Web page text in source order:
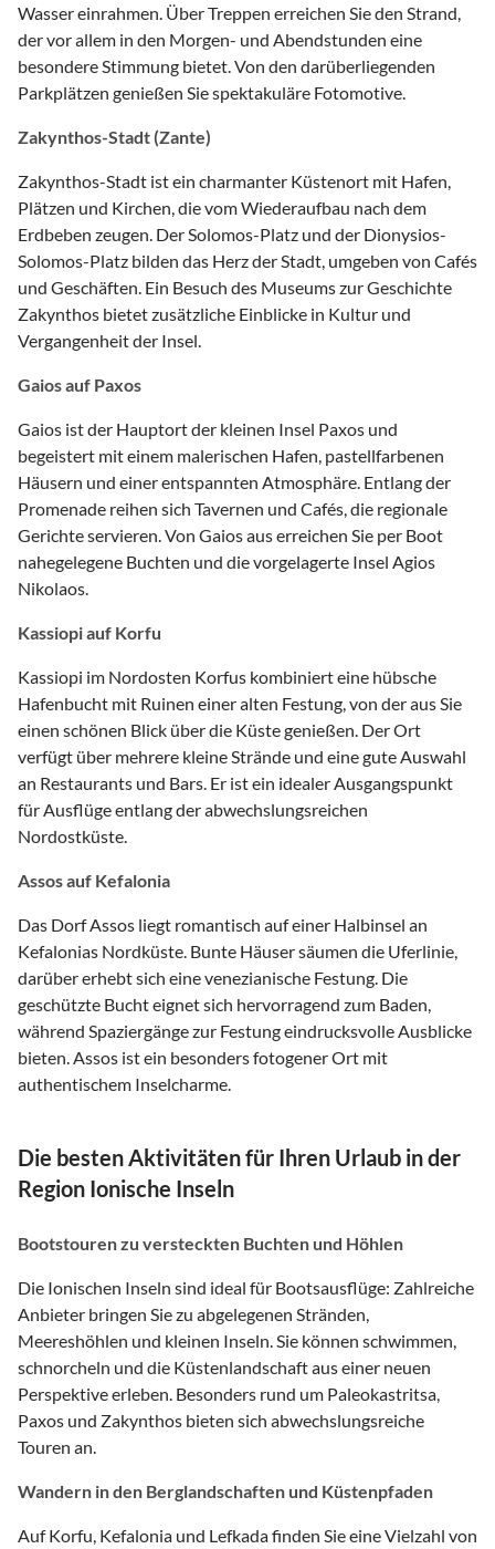
Wasser einrahmen. Über Treppen erreichen Sie den Strand,
der vor allem in den Morgen- und Abendstunden eine
besondere Stimmung bietet. Von den darüberliegenden
Parkplätzen genießen Sie spektakuläre Fotomotive.
Zakynthos-Stadt (Zante)
Zakynthos-Stadt ist ein charmanter Küstenort mit Hafen,
Plätzen und Kirchen, die vom Wiederaufbau nach dem
Erdbeben zeugen. Der Solomos-Platz und der Dionysios-
Solomos-Platz bilden das Herz der Stadt, umgeben von Cafés
und Geschäften. Ein Besuch des Museums zur Geschichte
Zakynthos bietet zusätzliche Einblicke in Kultur und
Vergangenheit der Insel.
Gaios auf Paxos
Gaios ist der Hauptort der kleinen Insel Paxos und
begeistert mit einem malerischen Hafen, pastellfarbenen
Häusern und einer entspannten Atmosphäre. Entlang der
Promenade reihen sich Tavernen und Cafés, die regionale
Gerichte servieren. Von Gaios aus erreichen Sie per Boot
nahegelegene Buchten und die vorgelagerte Insel Agios
Nikolaos.
Kassiopi auf Korfu
Kassiopi im Nordosten Korfus kombiniert eine hübsche
Hafenbucht mit Ruinen einer alten Festung, von der aus Sie
einen schönen Blick über die Küste genießen. Der Ort
verfügt über mehrere kleine Strände und eine gute Auswahl
an Restaurants und Bars. Er ist ein idealer Ausgangspunkt
für Ausflüge entlang der abwechslungsreichen
Nordostküste.
Assos auf Kefalonia
Das Dorf Assos liegt romantisch auf einer Halbinsel an
Kefalonias Nordküste. Bunte Häuser säumen die Uferlinie,
darüber erhebt sich eine venezianische Festung. Die
geschützte Bucht eignet sich hervorragend zum Baden,
während Spaziergänge zur Festung eindrucksvolle Ausblicke
bieten. Assos ist ein besonders fotogener Ort mit
authentischem Inselcharme.
Die besten Aktivitäten für Ihren Urlaub in der
Region Ionische Inseln
Bootstouren zu versteckten Buchten und Höhlen
Die Ionischen Inseln sind ideal für Bootsausflüge: Zahlreiche
Anbieter bringen Sie zu abgelegenen Stränden,
Meereshöhlen und kleinen Inseln. Sie können schwimmen,
schnorcheln und die Küstenlandschaft aus einer neuen
Perspektive erleben. Besonders rund um Paleokastritsa,
Paxos und Zakynthos bieten sich abwechslungsreiche
Touren an.
Wandern in den Berglandschaften und Küstenpfaden
Auf Korfu, Kefalonia und Lefkada finden Sie eine Vielzahl von